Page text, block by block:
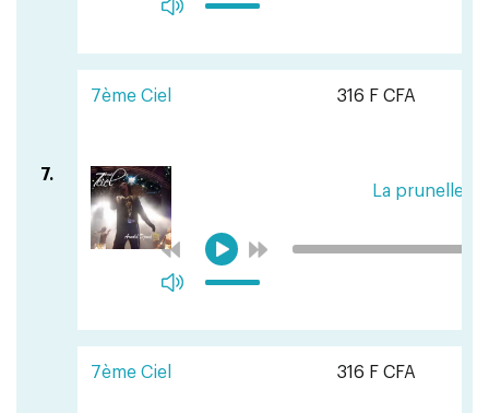
7ème Ciel 316 F CFA
7.
La prunelle
7ème Ciel 316 F CFA